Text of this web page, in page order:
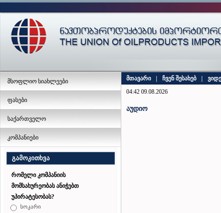
მსოფლიო სიახლეები
ფასები
საქართველო
კომპანიები
გამოკითხვა
რომელი კომპანიის
მომსახურეობას ანიჭებთ
უპირატესობას?
სოკარი
მთავარი ჩვენ შესახებ
04:42 09.08.2026
აუდიო